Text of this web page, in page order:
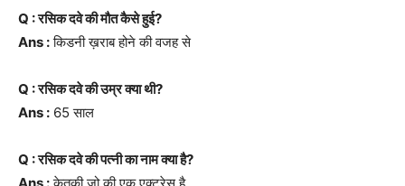
Q : रसिक दवे की मौत कैसे हुई?
Ans :किडनी ख़राब होने की वजह से
Q : रसिक दवे की उम्र क्या थी?
Ans : 65 साल
Q : रसिक दवे की पत्नी का नाम क्या है?